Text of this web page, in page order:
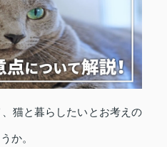
猫と暮らしたいとお考えの
か。